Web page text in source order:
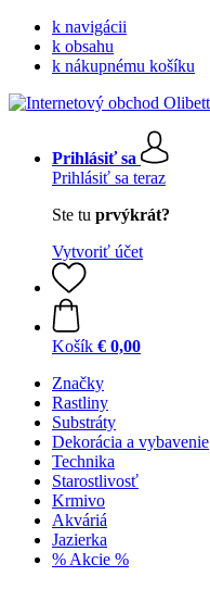
k navigácii
k obsahu
k nákupnému košíku
Prihlásiť sa
Prihlásiť sa teraz
Ste tu prvýkrát?
Vytvoriť účet
Košík € 0,00
Značky
Rastliny
Substráty
Dekorácia a vybavenie
Technika
Starostlivosť
Krmivo
Akváriá
Jazierka
% Akcie %